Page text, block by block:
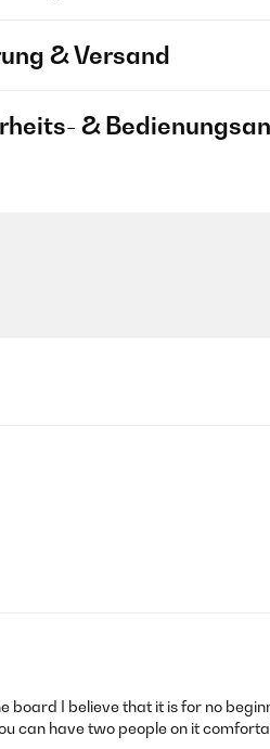
& Versand
&
board I believe that it is for no
can have two people on it